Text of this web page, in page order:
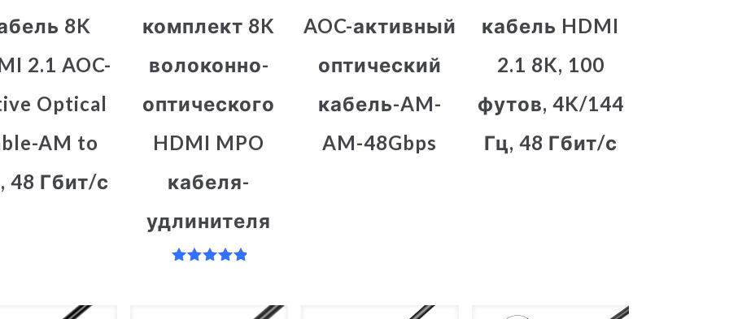
8K
2.1 AOC-
Optical
AM to
48 Гбит/с
комплект 8K
волоконно-
оптического
HDMI MPO
кабеля-
удлинителя
AOC-активный
оптический
кабель-AM-
AM-48Gbps
кабель HDMI
2.1 8K, 100
футов, 4K/144
Гц, 48 Гбит/с